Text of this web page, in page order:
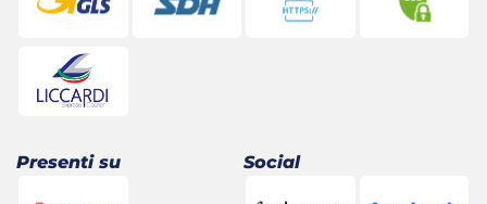
Presenti su Social